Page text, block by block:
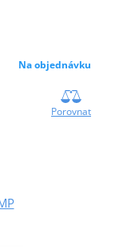
Na objednávku
Porovnat